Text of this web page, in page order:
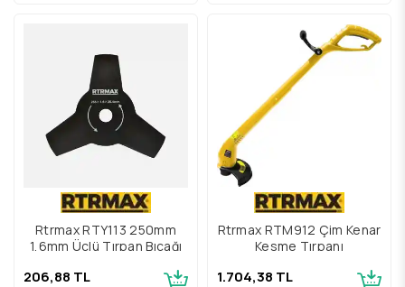
Rtrmax RTY113 250mm
1,6mm Üçlü Tırpan Bıçağı
206,88 TL
Rtrmax RTM912 Çim Kenar
Kesme Tırpanı
1.704,38 TL